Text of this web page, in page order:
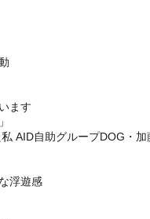
ます
AID自助グループDOG・
浮遊感